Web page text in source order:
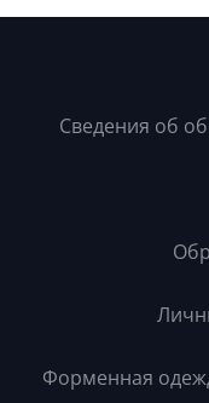
Сведения об
Форменная